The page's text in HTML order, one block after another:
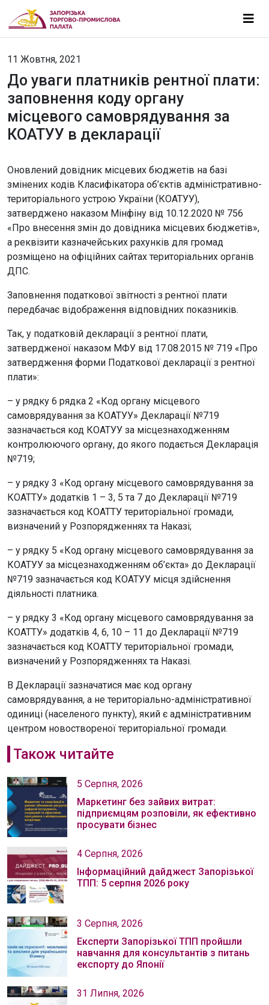
11 Жовтня, 2021
До уваги платників рентної плати:
заповнення коду органу
місцевого самоврядування за
КОАТУУ в декларації
Оновлений довідник місцевих бюджетів на базі
змінених кодів Класифікатора об’єктів адміністративно-
територіального устрою України (КОАТУУ),
затверджено наказом Мінфіну від 10.12.2020 № 756
«Про внесення змін до довідника місцевих бюджетів»,
а реквізити казначейських рахунків для громад
розміщено на офіційних сайтах територіальних органів
ДПС.
Заповнення податкової звітності з рентної плати
передбачає відображення відповідних показників.
Так, у податковій декларації з рентної плати,
затвердженої наказом МФУ від 17.08.2015 № 719 «Про
затвердження форми Податкової декларації з рентної
плати»:
– у рядку 6 рядка 2 «Код органу місцевого
самоврядування за КОАТУУ» Декларації №719
зазначається код КОАТУУ за місцезнаходженням
контролюючого органу, до якого подається Декларація
№719;
– у рядку 3 «Код органу місцевого самоврядування за
КОАТТУ» додатків 1 – 3, 5 та 7 до Декларації №719
зазначається код КОАТТУ територіальної громади,
визначений у Розпорядженнях та Наказі;
– у рядку 5 «Код органу місцевого самоврядування за
КОАТУУ за місцезнаходженням об’єкта» до Декларації
№719 зазначається код КОАТУУ місця здійснення
діяльності платника.
– у рядку 3 «Код органу місцевого самоврядування за
КОАТТУ» додатків 4, 6, 10 – 11 до Декларації №719
зазначається код КОАТТУ територіальної громади,
визначений у Розпорядженнях та Наказі.
В Декларації зазначатися має код органу
самоврядування, а не територіально-адміністративної
одиниці (населеного пункту), який є адміністративним
центром новоствореної територіальної громади.
Також читайте
5 Серпня, 2026
Маркетинг без зайвих витрат:
підприємцям розповіли, як ефективно
просувати бізнес
4 Серпня, 2026
Інформаційний дайджест Запорізької
ТПП: 5 серпня 2026 року
3 Серпня, 2026
Експерти Запорізької ТПП пройшли
навчання для консультантів з питань
експорту до Японії
31 Липня, 2026